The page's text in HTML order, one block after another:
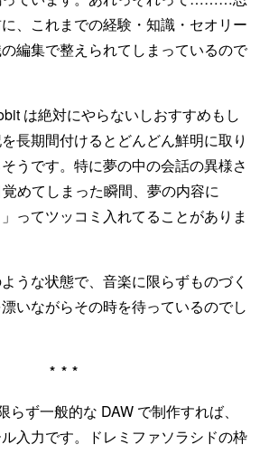
、これまでの経験・知識・セオリー
編集で整えられてしまっているので
は絶対にやらないしおすすめもし
長期間付けるとどんどん鮮明に取り
うです。特に夢の中の会話の異様さ
めてしまった瞬間、夢の内容に
」ってツッコミ入れてることがありま
うな状態で、音楽に限らずものづく
いながらその時を待っているのでし
***
らず一般的な DAW で制作すれば、
入力です。ドレミファソラシドの枠